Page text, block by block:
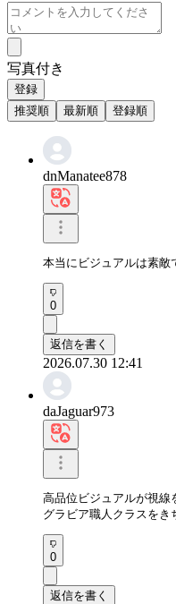
写真付き
登録
推奨順
最新順 登録順
dnManatee878
本当にビジュアルは素敵
0
返信を書く
2026.07.30 12:41
daJaguar973
高品位ビジュアルが視線
グラビア職人クラスをき
0
返信を書く